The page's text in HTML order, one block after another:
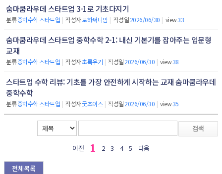
숨마쿰라우데 스타트업 3-1로 기초다지기
분류중학수학 스타트업 | 작성자로하써니맘 | 작성일2026/06/30 | view33
숨마쿰라우데 스타트업 중학수학 2-1: 내신 기본기를 잡아주는 입문형
교재
분류중학수학 스타트업 | 작성자초록우기 | 작성일2026/06/30 | view38
스타트업 수학 리뷰: 기초를 가장 안전하게 시작하는 교재 숨마쿰라우데
중학수학
분류중학수학 스타트업 | 작성자굿초이스 | 작성일2026/06/30 | view35
검색
이전 1 2 3 4 5 다음
전체목록